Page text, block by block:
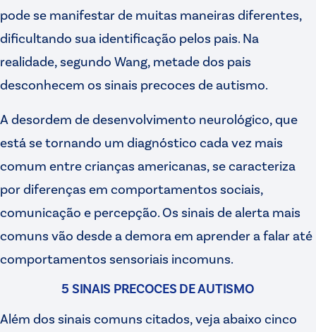
pode se manifestar de muitas maneiras diferentes,
dificultando sua identificação pelos pais. Na
realidade, segundo Wang, metade dos pais
desconhecem os sinais precoces de autismo.
A desordem de desenvolvimento neurológico, que
está se tornando um diagnóstico cada vez mais
comum entre crianças americanas, se caracteriza
por diferenças em comportamentos sociais,
comunicação e percepção. Os sinais de alerta mais
comuns vão desde a demora em aprender a falar até
comportamentos sensoriais incomuns.
5 SINAIS PRECOCES DE AUTISMO
Além dos sinais comuns citados, veja abaixo cinco